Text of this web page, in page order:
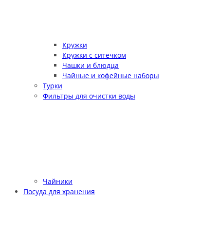
Кружки
Кружки с ситечком
Чашки и блюдца
Чайные и кофейные наборы
Турки
Фильтры для очистки воды
Чайники
Посуда для хранения